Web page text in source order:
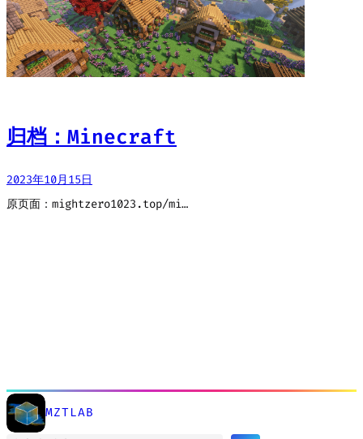
归档：Minecraft
2023年10月15日
原页面：mightzero1023.top/mi…
MZTLAB
搜